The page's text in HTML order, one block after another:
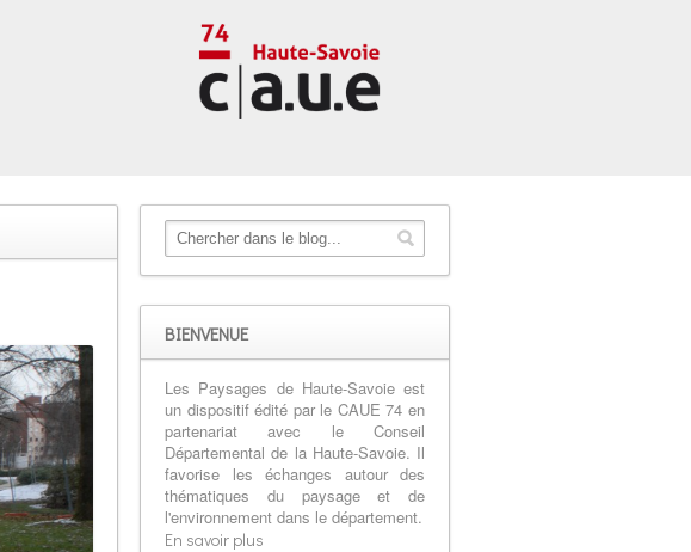
BIENVENUE
Les Paysages de Haute-Savoie est
un dispositif édité par le CAUE 74 en
partenariat avec le Conseil
Départemental de la Haute-Savoie. Il
favorise les échanges autour des
thématiques du paysage et de
l'environnement dans le département.
En savoir plus